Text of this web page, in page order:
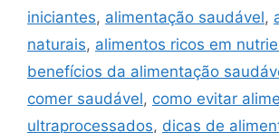
iniciantes, alimentação saudável,
naturais, alimentos ricos em
benefícios da alimentação
comer saudável, como evitar
ultraprocessados, dicas de